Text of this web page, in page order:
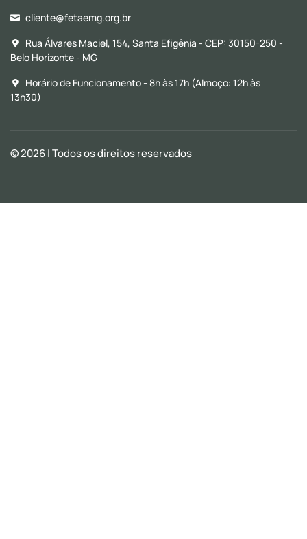
cliente@fetaemg.org.br
Rua Álvares Maciel, 154, Santa Efigênia - CEP: 30150-250 -
Belo Horizonte - MG
Horário de Funcionamento - 8h às 17h (Almoço: 12h às
13h30)
© 2026| Todos os direitos reservados